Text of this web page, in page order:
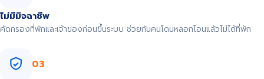
ไม่มีมิจฉาชีพ
คัดกรองที่พักและเจ้าของก่อนขึ้นระบบ ช่วยกันคนโดนหลอกโอนแล้วไม่ได้ที่พัก
03